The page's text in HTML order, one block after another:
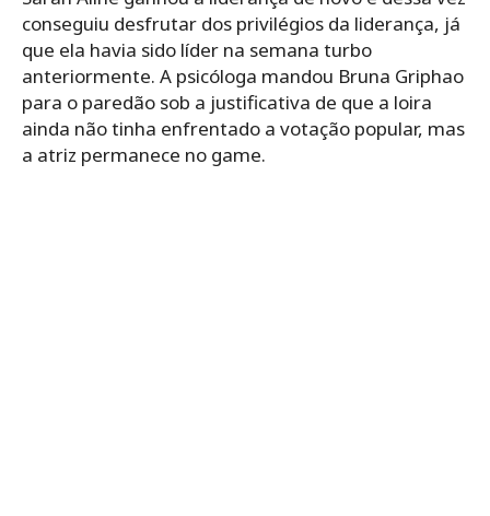
conseguiu desfrutar dos privilégios da liderança, já
que ela havia sido líder na semana turbo
anteriormente. A psicóloga mandou Bruna Griphao
para o paredão sob a justificativa de que a loira
ainda não tinha enfrentado a votação popular, mas
a atriz permanece no game.